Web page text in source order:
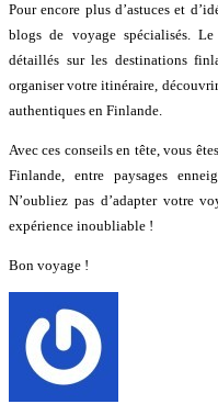
Pour encore plus d’astuces et
blogs de voyage spécialisés.
détaillés sur les destinations
organiser votre itinéraire,
authentiques en Finlande.
Avec ces conseils en tête, vous
Finlande, entre paysages
N’oubliez pas d’adapter votre
expérience inoubliable !
Bon voyage !